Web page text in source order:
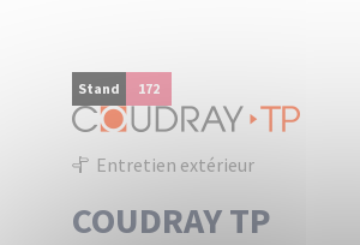
Stand 172
Entretien extérieur
COUDRAY TP